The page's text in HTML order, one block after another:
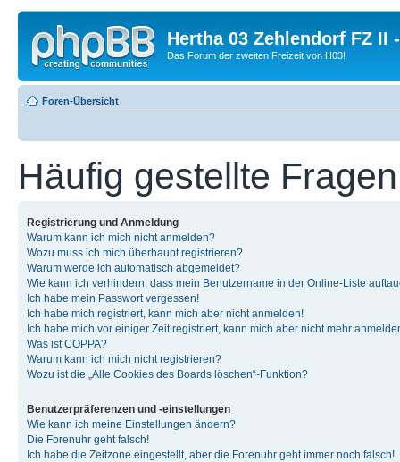
Hertha 03 Zehlendorf FZ II
Das Forum der zweiten Freizeit von H03!
Foren-Übersicht
Häufig gestellte Fragen
Registrierung und Anmeldung
Warum kann ich mich nicht anmelden?
Wozu muss ich mich überhaupt registrieren?
Warum werde ich automatisch abgemeldet?
Wie kann ich verhindern, dass mein Benutzername in der Online-Liste
Ich habe mein Passwort vergessen!
Ich habe mich registriert, kann mich aber nicht anmelden!
Ich habe mich vor einiger Zeit registriert, kann mich aber nicht mehr
Was ist COPPA?
Warum kann ich mich nicht registrieren?
Wozu ist die „Alle Cookies des Boards löschen“-Funktion?
Benutzerpräferenzen und -einstellungen
Wie kann ich meine Einstellungen ändern?
Die Forenuhr geht falsch!
Ich habe die Zeitzone eingestellt, aber die Forenuhr geht immer noch falsch!